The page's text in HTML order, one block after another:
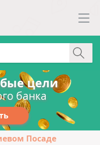
цели
банка
Посаде